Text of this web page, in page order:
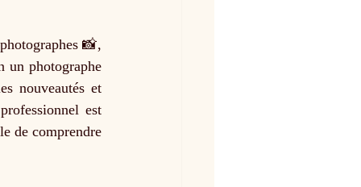
un photographe
nouveautés et
est
de comprendre